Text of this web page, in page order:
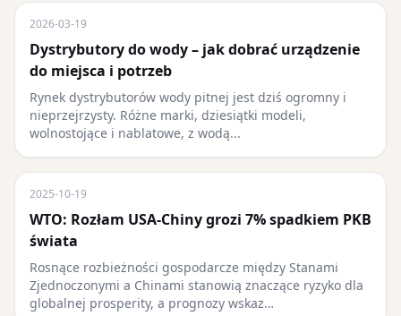
2026-03-19
Dystrybutory do wody – jak dobrać urządzenie
do miejsca i potrzeb
Rynek dystrybutorów wody pitnej jest dziś ogromny i
nieprzejrzysty. Różne marki, dziesiątki modeli,
wolnostojące i nablatowe, z wodą...
2025-10-19
WTO: Rozłam USA-Chiny grozi 7% spadkiem PKB
świata
Rosnące rozbieżności gospodarcze między Stanami
Zjednoczonymi a Chinami stanowią znaczące ryzyko dla
globalnej prosperity, a prognozy wskaz…